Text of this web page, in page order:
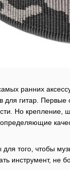
ранних
для гитар.
Но крепление,
того, чтобы
инструмент, не